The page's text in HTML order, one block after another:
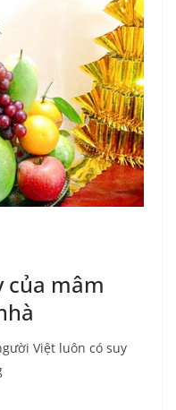
của mâm
Việt luôn có suy